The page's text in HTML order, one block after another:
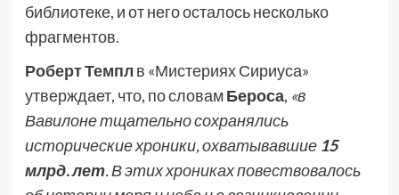
библиотеке, и от него осталось несколько
фрагментов.
Роберт Темплв «Мистериях Сириуса»
утверждает, что, по словамБероса, «в
Вавилоне тщательно сохранялись
исторические хроники, охватывавшие 15
млрд. лет. В этих хрониках повествовалось